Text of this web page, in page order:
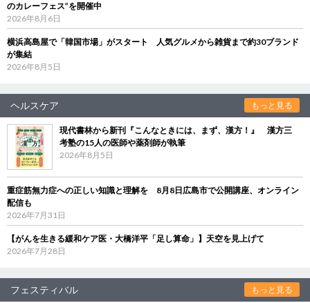
のカレーフェス”を開催中
2026年8月6日
横浜高島屋で「韓国市場」がスタート 人気グルメから雑貨まで約30ブランド
が集結
2026年8月5日
ヘルスケア もっと見る
現代書林から新刊『こんなときには、まず、漢方！』 漢方三
考塾の15人の医師や薬剤師が執筆
2026年8月5日
重症筋無力症への正しい知識と理解を 8月8日広島市で公開講座、オンライン
配信も
2026年7月31日
【がんを生きる緩和ケア医・大橋洋平「足し算命」】天空を見上げて
2026年7月28日
フェスティバル もっと見る